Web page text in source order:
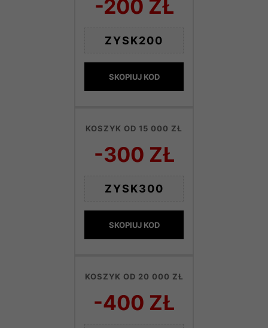
-200 ZŁ
ZYSK200
SKOPIUJ KOD
KOSZYK OD 15 000 ZŁ
-300 ZŁ
ZYSK300
SKOPIUJ KOD
KOSZYK OD 20 000 ZŁ
-400 ZŁ